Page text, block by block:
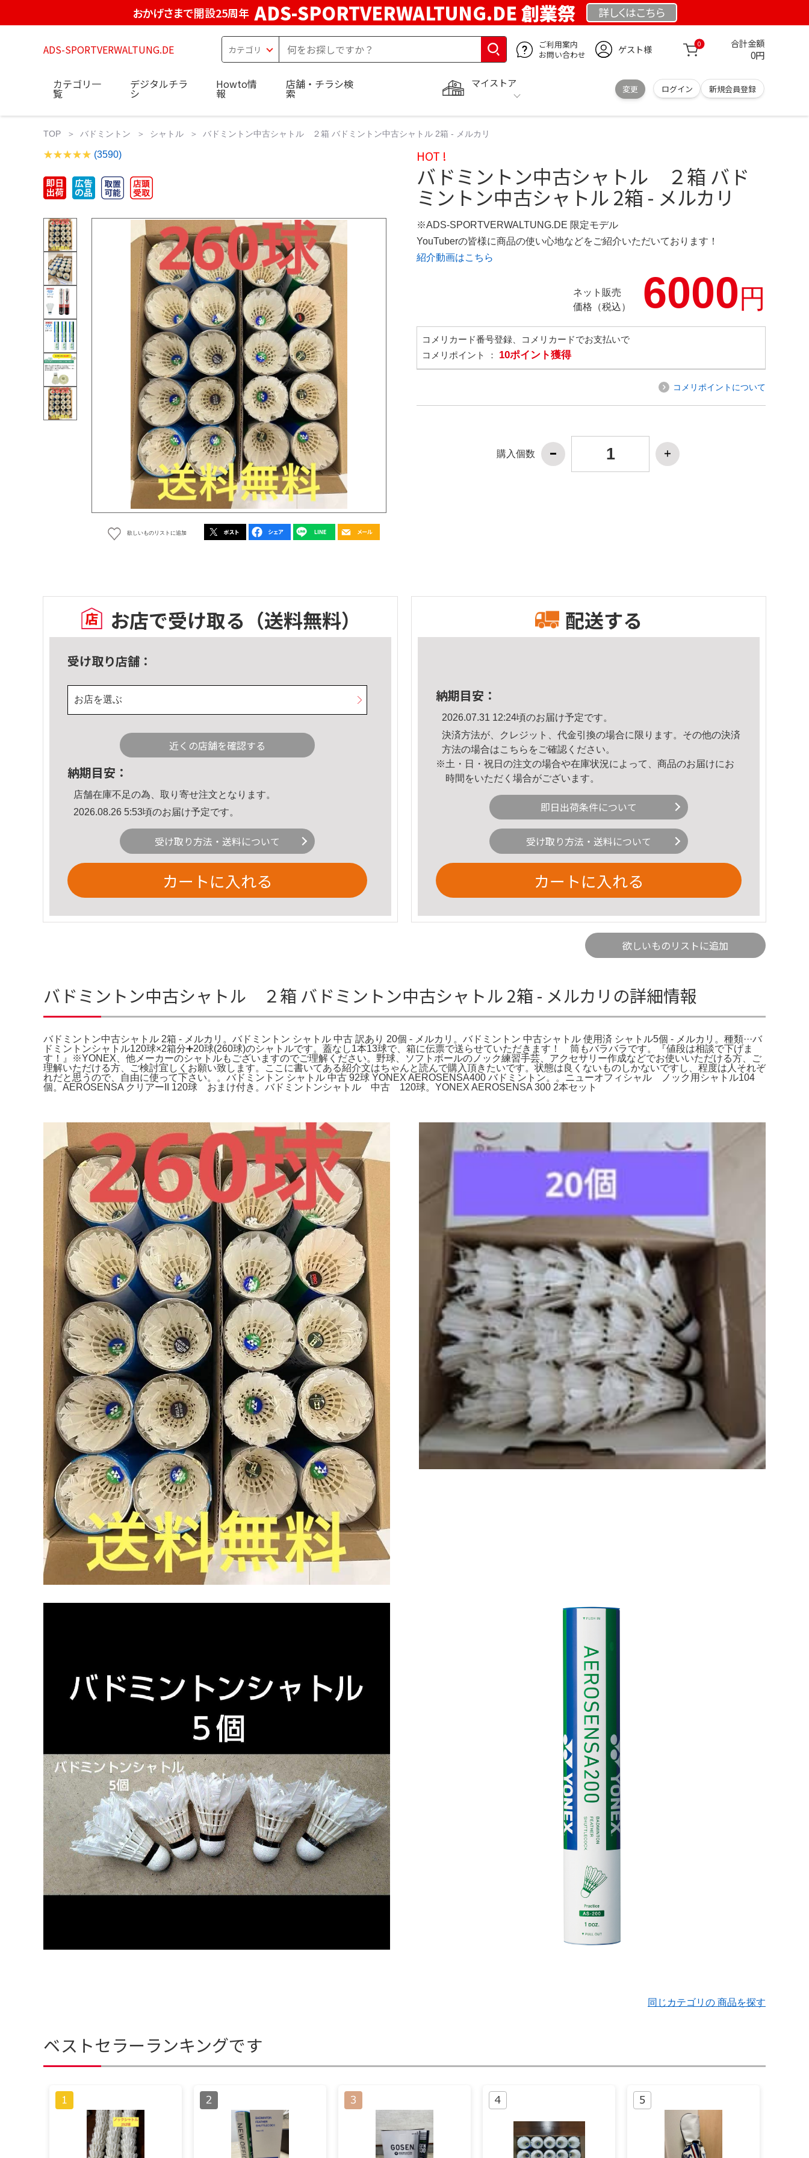
おかげさまで開設25周年 ADS-SPORTVERWALTUNG.DE 創業祭 詳しくはこちら
ADS-SPORTVERWALTUNG.DE
ご利用案内
お問い合わせ
ゲスト様 0 合計金額
0円
マイストア
変更 ログイン 新規会員登録
カテゴリ一
覧
デジタルチラ
シ
Howto情
報
店舗・チラシ検
索
TOP バドミントン シャトル バドミントン中古シャトル ２箱 バドミントン中古シャトル 2箱 - メルカリ
(3590)
欲しいものリストに追加
HOT !
バドミントン中古シャトル ２箱 バド
ミントン中古シャトル 2箱 - メルカリ
※ADS-SPORTVERWALTUNG.DE 限定モデル
YouTuberの皆様に商品の使い心地などをご紹介いただいております！
紹介動画はこちら
ネット販売
価格（税込）
6000円
コメリカード番号登録、コメリカードでお支払いで
コメリポイント ： 10ポイント獲得
コメリポイントについて
購入個数
お店で受け取る （送料無料）
受け取り店舗：
お店を選ぶ
近くの店舗を確認する
納期目安：
店舗在庫不足の為、取り寄せ注文となります。
2026.08.26 5:53頃のお届け予定です。
受け取り方法・送料について
カートに入れる
配送する
納期目安：
2026.07.31 12:24頃のお届け予定です。
決済方法が、クレジット、代金引換の場合に限ります。その他の決済
方法の場合はこちら をご確認ください。
※土・日・祝日の注文の場合や在庫状況によって、商品のお届けにお
時間をいただく場合がございます。
即日出荷条件について
受け取り方法・送料について
カートに入れる
欲しいものリストに追加
バドミントン中古シャトル ２箱 バドミントン中古シャトル 2箱 - メルカリの詳細情報
バドミントン中古シャトル 2箱 - メルカリ。バドミントン シャトル 中古 訳あり 20個 - メルカリ。バドミントン 中古シャトル 使用済 シャトル5個 - メルカリ。種類···バ
ドミントンシャトル120球×2箱分➕20球(260球)のシャトルです。蓋なし1本13球で、箱に伝票で送らせていただきます！ 筒もバラバラです。『値段は相談で下げま
す！』※YONEX、他メーカーのシャトルもございますのでご理解ください。野球、ソフトボールのノック練習手芸、アクセサリー作成などでお使いいただける方、ご
理解いただける方、ご検討宜しくお願い致します。ここに書いてある紹介文はちゃんと読んで購入頂きたいです。状態は良くないものしかないですし、程度は人それぞ
れだと思うので、自由に使って下さい。。バドミントン シャトル 中古 92球 YONEX AEROSENSA400 バドミントン。。ニューオフィシャル ノック用シャトル104
個。AEROSENSA クリアーII 120球 おまけ付き。バドミントンシャトル 中古 120球。YONEX AEROSENSA 300 2本セット
同じカテゴリの 商品を探す
ベストセラーランキングです